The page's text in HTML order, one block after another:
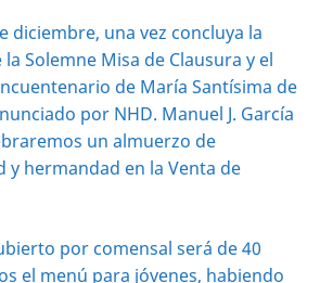
diciembre, una vez concluya la
Solemne Misa de Clausura y el
de María Santísima de
por NHD. Manuel J. García
un almuerzo de
y hermandad en la Venta de
por comensal será de 40
el menú para jóvenes, habiendo